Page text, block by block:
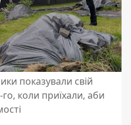
показували свій
коли приїхали, аби